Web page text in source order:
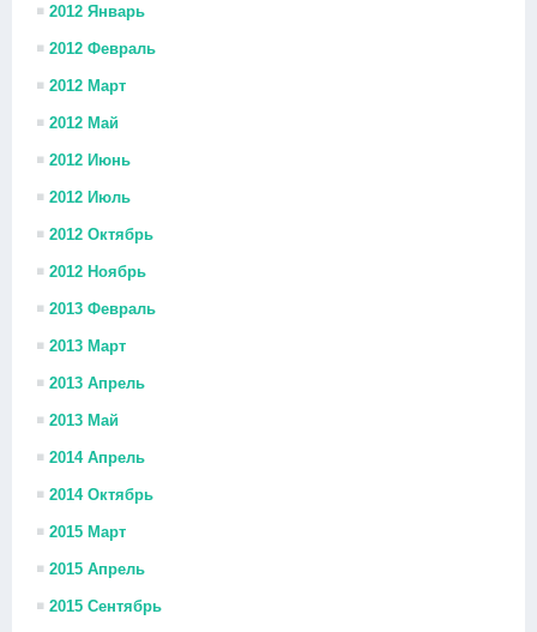
2012 Январь
2012 Февраль
2012 Март
2012 Май
2012 Июнь
2012 Июль
2012 Октябрь
2012 Ноябрь
2013 Февраль
2013 Март
2013 Апрель
2013 Май
2014 Апрель
2014 Октябрь
2015 Март
2015 Апрель
2015 Сентябрь